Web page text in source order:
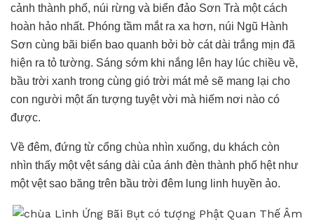
cảnh thành phố, núi rừng và biển đảo Sơn Trà một cách
hoàn hảo nhất. Phóng tầm mắt ra xa hơn, núi Ngũ Hành
Sơn cùng bãi biển bao quanh bởi bờ cát dài trắng mịn đã
hiện ra tỏ tường. Sáng sớm khi nắng lên hay lúc chiều về,
bầu trời xanh trong cùng gió trời mát mẻ sẽ mang lại cho
con người một ấn tượng tuyệt vời mà hiếm nơi nào có
được.
Về đêm, đứng từ cổng chùa nhìn xuống, du khách còn
nhìn thấy một vệt sáng dài của ánh đèn thành phố hệt như
một vệt sao băng trên bầu trời đêm lung linh huyền ảo.